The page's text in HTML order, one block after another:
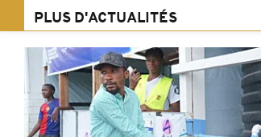
PLUS D'ACTUALITÉS